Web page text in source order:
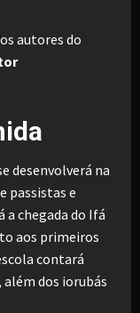
autores do
desenvolverá na
passistas e
chegada do Ifá
aos primeiros
contará
dos iorubás